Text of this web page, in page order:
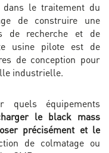
le traitement du
de construire une
de recherche et de
usine pilote est de
de conception pour
industrielle.
quels équipements
le black mass
précisément et le
de colmatage ou